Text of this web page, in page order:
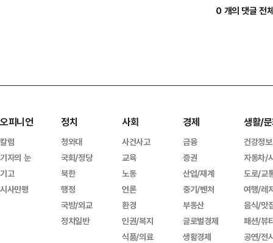
0 개의 댓글 전
오피니언
칼럼
기자의 눈
기고
시사만평
정치
청와대
국회/정당
북한
행정
국방/외교
정치일반
사회
사건사고
교육
노동
언론
환경
인권/복지
식품/의료
경제
금융
증권
산업/재계
중기/벤처
부동산
글로벌경제
생활경제
생활/
건강정보
자동차/
도로/교
여행/레
음식/맛
패션/뷰
공연/전